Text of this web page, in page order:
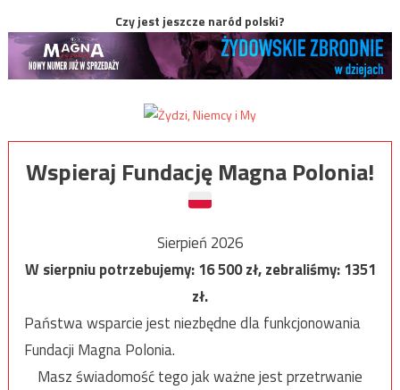
Czy jest jeszcze naród polski?
Wspieraj Fundację Magna Polonia!
Sierpień 2026
W sierpniu potrzebujemy:16 500zł, zebraliśmy:1351
zł.
Państwa wsparcie jest niezbędne dla funkcjonowania
Fundacji Magna Polonia.
Masz świadomość tego jak ważne jest przetrwanie